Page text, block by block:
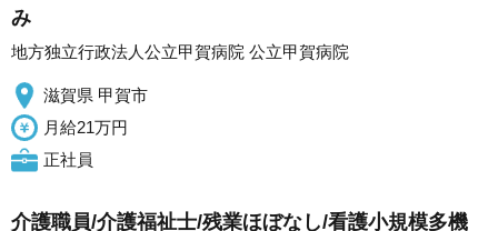
み
地方独立行政法人公立甲賀病院 公立甲賀病院
滋賀県 甲賀市
月給21万円
正社員
介護職員/介護福祉士/残業ほぼなし/看護小規模多機